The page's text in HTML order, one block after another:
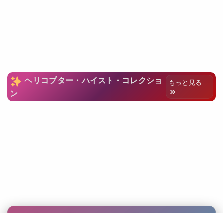
ヘリコプター・ハイスト・コレクショ
ン
もっと見る